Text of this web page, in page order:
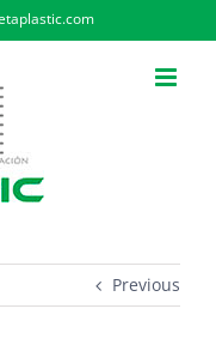
Previous